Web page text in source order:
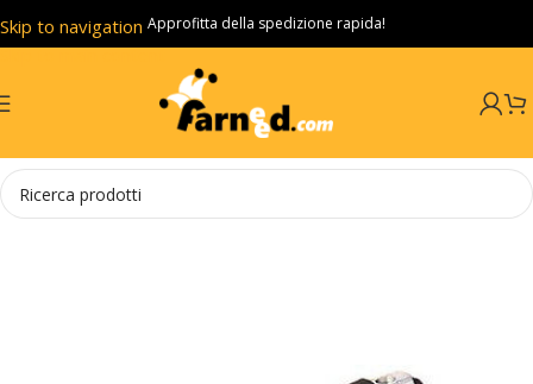
Skip to navigation
Skip to main content
Approfitta della spedizione rapida!